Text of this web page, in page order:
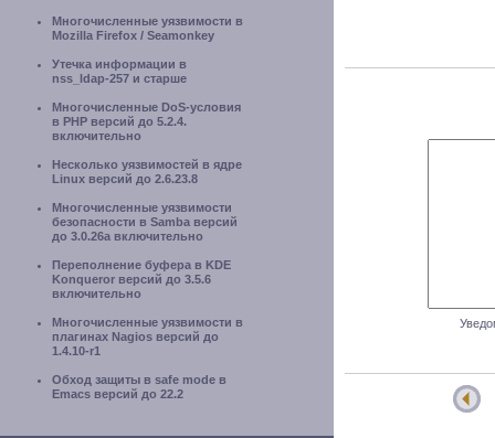
Многочисленные уязвимости в
Mozilla Firefox / Seamonkey
Утечка информации в
nss_ldap-257 и старше
Многочисленные DoS-условия
в PHP версий до 5.2.4.
включительно
Несколько уязвимостей в ядре
Linux версий до 2.6.23.8
Многочисленные уязвимости
безопасности в Samba версий
до 3.0.26a включительно
Переполнение буфера в KDE
Konqueror версий до 3.5.6
включительно
Многочисленные уязвимости в
плагинах Nagios версий до
1.4.10-r1
Обход защиты в safe mode в
Emacs версий до 22.2